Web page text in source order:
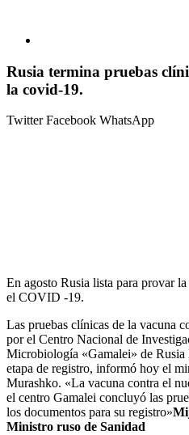
Rusia termina pruebas
la covid-19.
TwitterFacebook WhatsApp
En agosto Rusia lista para provar
el COVID -19.
Las pruebas clínicas de la vacuna
por el Centro Nacional de
Microbiología «Gamalei» de
etapa de registro, informó hoy el
Murashko. «La vacuna contra el
el centro Gamalei concluyó las
los documentos para su registro»
Ministro ruso de Sanidad